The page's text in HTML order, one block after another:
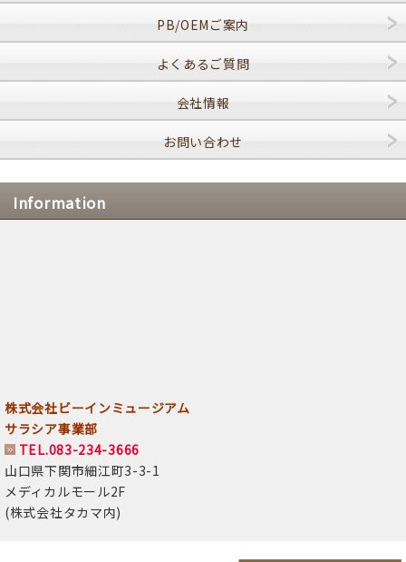
PB/OEMご案内
よくあるご質問
会社情報
お問い合わせ
Information
株式会社ビーインミュージアム
サラシア事業部
TEL.083-234-3666
山口県下関市細江町3-3-1
メディカルモール2F
(株式会社タカマ内)